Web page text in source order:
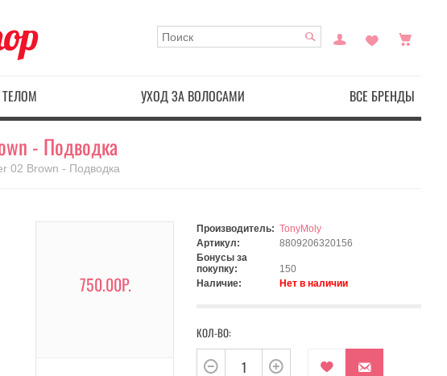
УХОД ЗА ВОЛОСАМИ ВСЕ БРЕНДЫ
- Подводка
02 Brown - Подводка
750.00Р.
Производитель: TonyMoly
Артикул:
8809206320156
Бонусы за
покупку:
150
Наличие:
Нет в наличии
КОЛ-ВО: